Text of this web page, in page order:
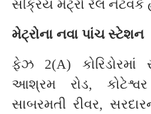
સક્રિય મેટ્રો રેલ નેટવર્ક
મેટ્રોના નવા પાંચ સ્ટેશન
ફેઝ 2(A) કોરિડોરમાં
આશ્રમ રોડ, કોટેશ્વર
સાબરમતી રીવર,